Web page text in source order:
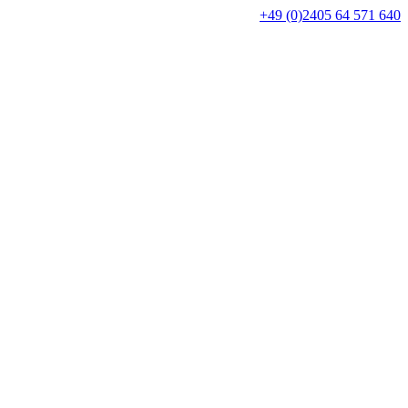
+49 (0)2405 64 571 640